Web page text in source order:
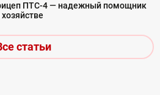
ПТС-4 — надежный помощник
статьи